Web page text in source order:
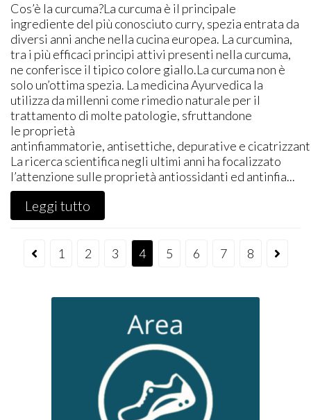
​Cos’è la curcuma?La curcuma è il principale
ingrediente del più conosciuto curry, spezia entrata da
diversi anni anche nella cucina europea. La curcumina,
tra i più efficaci principi attivi presenti nella curcuma,
ne conferisce il tipico colore giallo.La curcuma non è
solo un’ottima spezia. La medicina Ayurvedica la
utilizza da millenni come rimedio naturale per il
trattamento di molte patologie, sfruttandone
le proprietà
antinfiammatorie, antisettiche, depurative e
La ricerca scientifica negli ultimi anni ha focalizzato
l’attenzione sulle proprietà antiossidanti ed antinfia...
Leggi tutto
1 2 3 4 5 6 7 8